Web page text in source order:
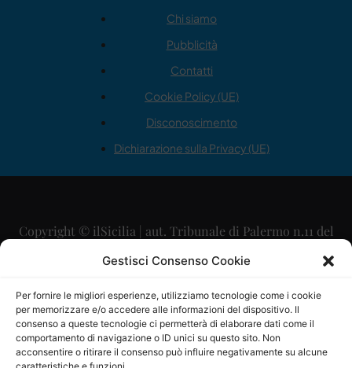
Gestisci Consenso Cookie
Per fornire le migliori esperienze, utilizziamo tecnologie come i cookie
per memorizzare e/o accedere alle informazioni del dispositivo. Il
consenso a queste tecnologie ci permetterà di elaborare dati come il
comportamento di navigazione o ID unici su questo sito. Non
acconsentire o ritirare il consenso può influire negativamente su alcune
Chi siamo
Pubblicità
Contatti
Cookie Policy (UE)
Disconoscimento
Dichiarazione sulla Privacy (UE)
Copyright © ilSicilia | aut. Tribunale di Palermo n.11 del
29/09/2015
Direttore Editoriale: Maurizio Scaglione
Direttore Responsabile: Maria Calabrese